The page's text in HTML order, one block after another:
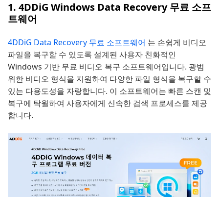
1. 4DDiG Windows Data Recovery 무료 소프
트웨어
4DDiG Data Recovery 무료 소프트웨어 는 손쉽게 비디오
파일을 복구할 수 있도록 설계된 사용자 친화적인
Windows 기반 무료 비디오 복구 소프트웨어입니다. 광범
위한 비디오 형식을 지원하여 다양한 파일 형식을 복구할 수
있는 다용도성을 자랑합니다. 이 소프트웨어는 빠른 스캔 및
복구에 탁월하여 사용자에게 신속한 검색 프로세스를 제공
합니다.